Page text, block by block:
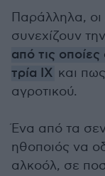
Παράλληλα, οι
συνεχίζουν
από τις
τρία ΙΧ και
αγροτικού.
Ένα από τα
ηθοποιός να
αλκοόλ, σε